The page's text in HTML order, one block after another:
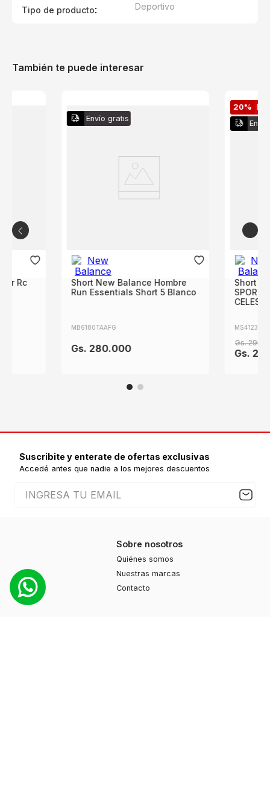
Tipo de producto: Deportivo
También te puede interesar
Rc
Envío gratis
Short New Balance Hombre
Run Essentials Short 5 Blanco
MB6180TAAFG
Gs. 280.000
20%
Short
SPORT
Gs. 290
Gs. 232
Suscribite y enterate de ofertas exclusivas
Accedé antes que nadie a los mejores descuentos
Sobre nosotros
Quiénes somos
Nuestras marcas
Contacto